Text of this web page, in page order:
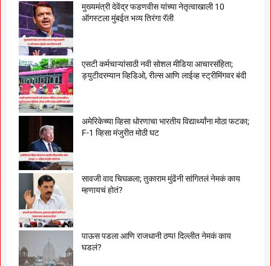
मुख्यमंत्री देवेंद्र फडणवीस यांच्या नेतृत्वाखाली 10
ऑगस्टला मुंबईत भव्य तिरंगा रॅली
एसटी कर्मचाऱ्यांसाठी नवी सोशल मीडिया आचारसंहिता;
ड्युटीदरम्यान व्हिडिओ, रील्स आणि लाईव्ह स्ट्रीमिंगवर बंदी
अमेरिकेच्या व्हिसा धोरणाचा भारतीय विद्यार्थ्यांना मोठा फटका;
F-1 व्हिसा मंजुरीत मोठी घट
सावजी वाद चिघळला; तुकाराम मुंढेंनी सांगितलं नेमकं काय
म्हणायचं होतं?
पाऊस पडला आणि राजधानी ठप्प! दिल्लीत नेमकं काय
घडलं?